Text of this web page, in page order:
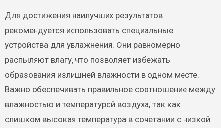
Для достижения наилучших результатов
рекомендуется использовать специальные
устройства для увлажнения. Они равномерно
распыляют влагу, что позволяет избежать
образования излишней влажности в одном месте.
Важно обеспечивать правильное соотношение между
влажностью и температурой воздуха, так как
слишком высокая температура в сочетании с низкой